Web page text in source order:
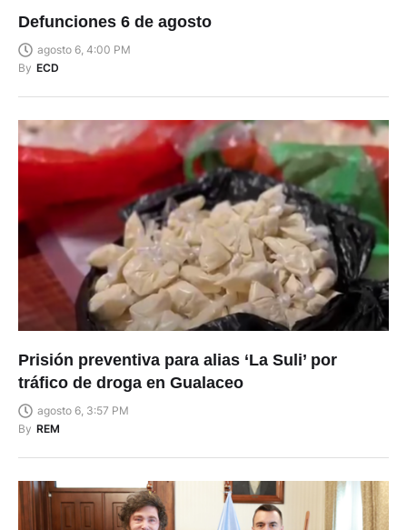
Defunciones 6 de agosto
agosto 6, 4:00 PM
By ECD
Prisión preventiva para alias ‘La Suli’ por
tráfico de droga en Gualaceo
agosto 6, 3:57 PM
By REM